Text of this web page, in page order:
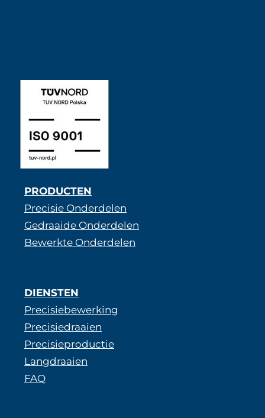
PRODUCTEN
Precisie Onderdelen
Gedraaide Onderdelen
Bewerkte Onderdelen
DIENSTEN
Precisiebewerking
Precisiedraaien
Precisieproductie
Langdraaien
FAQ